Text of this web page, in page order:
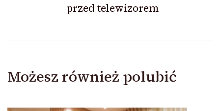
przed telewizorem
Możesz również polubić